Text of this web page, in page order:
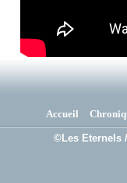
Accueil
©Les Eternels